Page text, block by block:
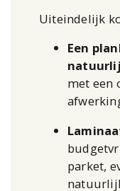
Uiteindelijk
Een
met een
parket,